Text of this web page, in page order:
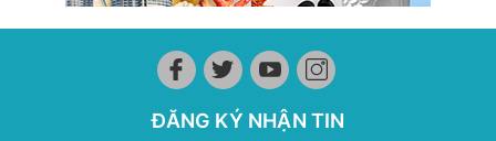
ĐĂNG KÝ NHẬN TIN